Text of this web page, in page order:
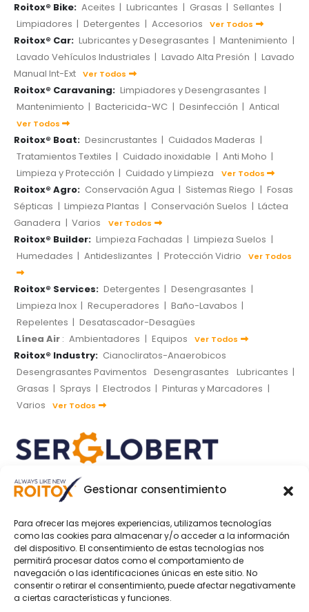
Gestionar consentimiento
Para ofrecer las mejores experiencias, utilizamos tecnologías
como las cookies para almacenar y/o acceder a la información
del dispositivo. El consentimiento de estas tecnologías nos
permitirá procesar datos como el comportamiento de
navegación o las identificaciones únicas en este sitio. No
consentir o retirar el consentimiento, puede afectar negativamente
a ciertas características y funciones.
Roitox® Bike: Aceites | Lubricantes | Grasas | Sellantes |
Limpiadores | Detergentes | Accesorios Ver Todos
Roitox® Car: Lubricantes y Desegrasantes | Mantenimiento |
Lavado Vehículos Industriales | Lavado Alta Presión | Lavado
Manual Int-Ext
Ver Todos
Roitox® Caravaning: Limpiadores y Desengrasantes |
Mantenimiento | Bactericida-WC | Desinfección | Antical
Ver Todos
Roitox® Boat: Desincrustantes | Cuidados Maderas |
Tratamientos Textiles | Cuidado inoxidable | Anti Moho |
Limpieza y Protección | Cuidado y Limpieza Ver Todos
Roitox® Agro: Conservación Agua | Sistemas Riego | Fosas
Sépticas | Limpieza Plantas | Conservación Suelos | Láctea
Ganadera | Varios Ver Todos
Roitox® Builder: Limpieza Fachadas | Limpieza Suelos |
Humedades | Antideslizantes | Protección Vidrio Ver Todos
Roitox® Services: Detergentes | Desengrasantes |
Limpieza Inox | Recuperadores | Baño-Lavabos |
Repelentes | Desatascador-Desagües
Línea Air : Ambientadores | Equipos Ver Todos
Roitox® Industry: Cianocliratos-Anaerobicos
Desengrasantes Pavimentos Desengrasantes Lubricantes |
Grasas | Sprays | Electrodos | Pinturas y Marcadores |
Varios
Ver Todos
MÉTODOS DE PAGO